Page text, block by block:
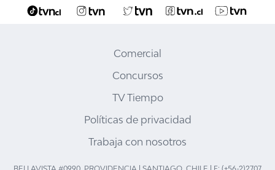
Comercial
Concursos
TV Tiempo
Políticas de privacidad
Trabaja con nosotros